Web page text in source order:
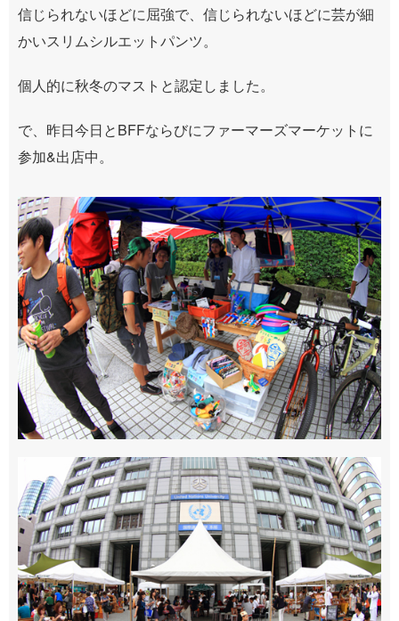
信じられないほどに屈強で、信じられないほどに芸が細
かいスリムシルエットパンツ。
個人的に秋冬のマストと認定しました。
で、昨日今日とBFFならびにファーマーズマーケットに
参加&出店中。